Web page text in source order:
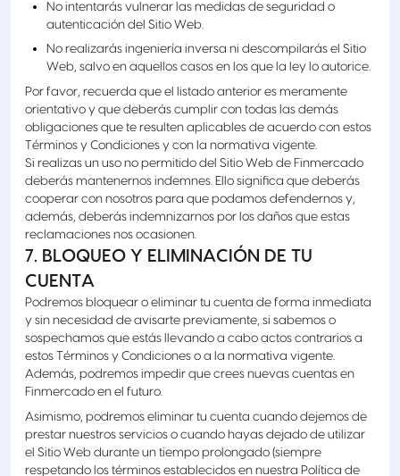
No intentarás vulnerar las medidas de seguridad o
autenticación del Sitio Web.
No realizarás ingeniería inversa ni descompilarás el Sitio
Web, salvo en aquellos casos en los que la ley lo autorice.
Por favor, recuerda que el listado anterior es meramente
orientativo y que deberás cumplir con todas las demás
obligaciones que te resulten aplicables de acuerdo con estos
Términos y Condiciones y con la normativa vigente.
Si realizas un uso no permitido del Sitio Web de Finmercado
deberás mantenernos indemnes. Ello significa que deberás
cooperar con nosotros para que podamos defendernos y,
además, deberás indemnizarnos por los daños que estas
reclamaciones nos ocasionen.
7. BLOQUEO Y ELIMINACIÓN DE TU
CUENTA
Podremos bloquear o eliminar tu cuenta de forma inmediata
y sin necesidad de avisarte previamente, si sabemos o
sospechamos que estás llevando a cabo actos contrarios a
estos Términos y Condiciones o a la normativa vigente.
Además, podremos impedir que crees nuevas cuentas en
Finmercado en el futuro.
Asimismo, podremos eliminar tu cuenta cuando dejemos de
prestar nuestros servicios o cuando hayas dejado de utilizar
el Sitio Web durante un tiempo prolongado (siempre
respetando los términos establecidos en nuestra Política de